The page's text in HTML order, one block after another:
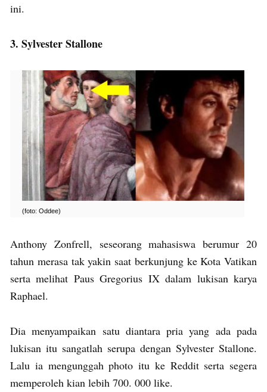
ini.
3. Sylvester Stallone
(foto: Oddee)
Anthony Zonfrell, seseorang mahasiswa berumur 20
tahun merasa tak yakin saat berkunjung ke Kota Vatikan
serta melihat Paus Gregorius IX dalam lukisan karya
Raphael.
Dia menyampaikan satu diantara pria yang ada pada
lukisan itu sangatlah serupa dengan Sylvester Stallone.
Lalu ia mengunggah photo itu ke Reddit serta segera
memperoleh kian lebih 700. 000 like.